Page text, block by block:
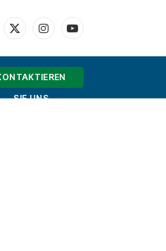
X
InstagramYouTube
SIE UNS